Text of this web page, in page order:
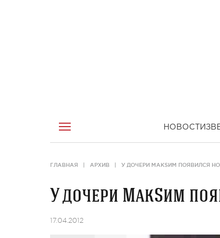
НОВОСТИ
ГЛАВНАЯ АРХИВ У ДОЧЕРИ МАКSИМ ПОЯВИЛСЯ
У дочери МакSим
17.04.2012